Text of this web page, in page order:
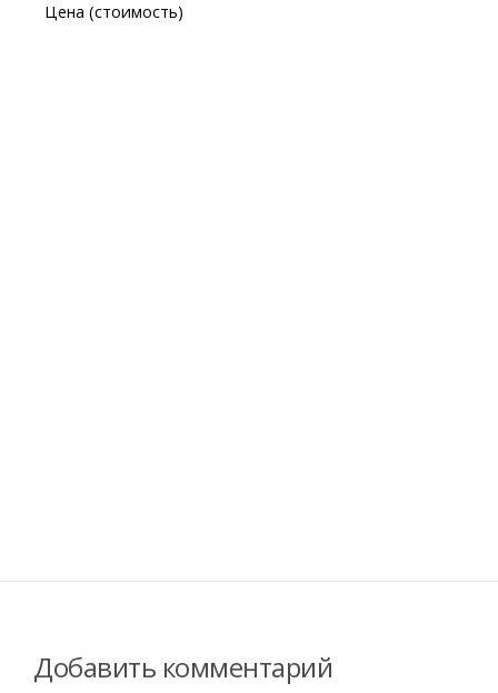
Цена (стоимость)
Добавить комментарий